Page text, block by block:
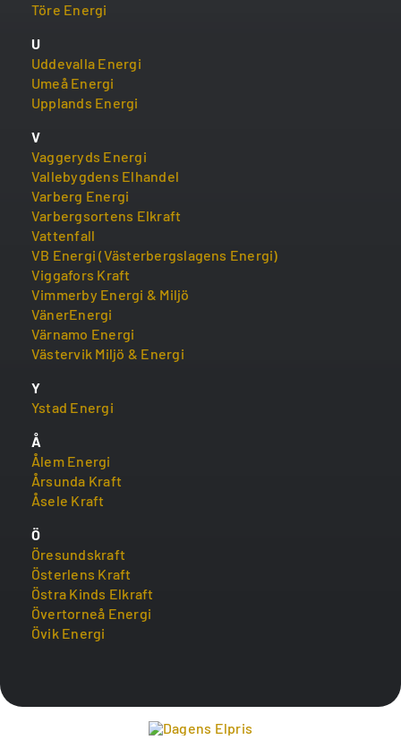
Töre Energi
U
Uddevalla Energi
Umeå Energi
Upplands Energi
V
Vaggeryds Energi
Vallebygdens Elhandel
Varberg Energi
Varbergsortens Elkraft
Vattenfall
VB Energi (Västerbergslagens Energi)
Viggafors Kraft
Vimmerby Energi & Miljö
VänerEnergi
Värnamo Energi
Västervik Miljö & Energi
Y
Ystad Energi
Å
Ålem Energi
Årsunda Kraft
Åsele Kraft
Ö
Öresundskraft
Österlens Kraft
Östra Kinds Elkraft
Övertorneå Energi
Övik Energi